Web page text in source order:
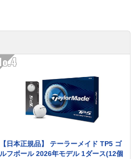
【日本正規品】 テーラーメイド TP5 ゴ
ルフボール 2026年モデル 1ダース(12個